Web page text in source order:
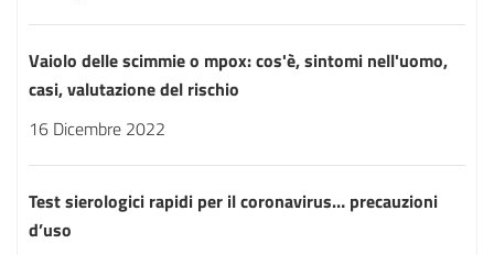
Vaiolo delle scimmie o mpox: cos'è, sintomi nell'uomo,
casi, valutazione del rischio
16 Dicembre 2022
Test sierologici rapidi per il coronavirus… precauzioni
d’uso